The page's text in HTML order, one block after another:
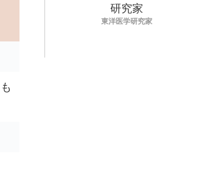
東洋医学研究家